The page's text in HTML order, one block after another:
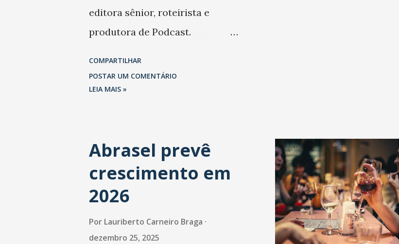
editora sênior, roteirista e
produtora de Podcast.
São Paulo.
COMPARTILHAR
POSTAR UM COMENTÁRIO
LEIA MAIS »
Abrasel prevê
crescimento em
2026
Por Lauriberto Carneiro Braga
dezembro 25, 2025